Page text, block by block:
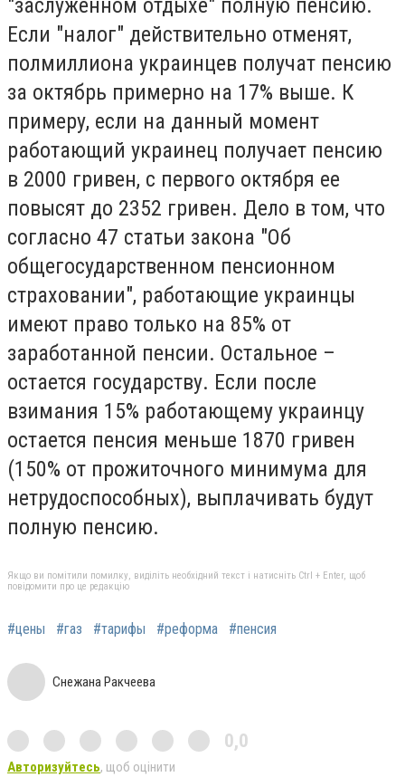
"заслуженном отдыхе" полную пенсию.
Если "налог" действительно отменят,
полмиллиона украинцев получат пенсию
за октябрь примерно на 17% выше. К
примеру, если на данный момент
работающий украинец получает пенсию
в 2000 гривен, с первого октября ее
повысят до 2352 гривен. Дело в том, что
согласно 47 статьи закона "Об
общегосударственном пенсионном
страховании", работающие украинцы
имеют право только на 85% от
заработанной пенсии. Остальное –
остается государству. Если после
взимания 15% работающему украинцу
остается пенсия меньше 1870 гривен
(150% от прожиточного минимума для
нетрудоспособных), выплачивать будут
полную пенсию.
Якщо ви помітили помилку, виділіть необхідний текст і натисніть Ctrl + Enter, щоб
повідомити про це редакцію
#цены #газ #тарифы #реформа #пенсия
Снежана Ракчеева
0,0
Авторизуйтесь, щоб оцінити